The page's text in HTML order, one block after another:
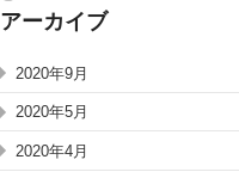
アーカイブ
2020年9月
2020年5月
2020年4月